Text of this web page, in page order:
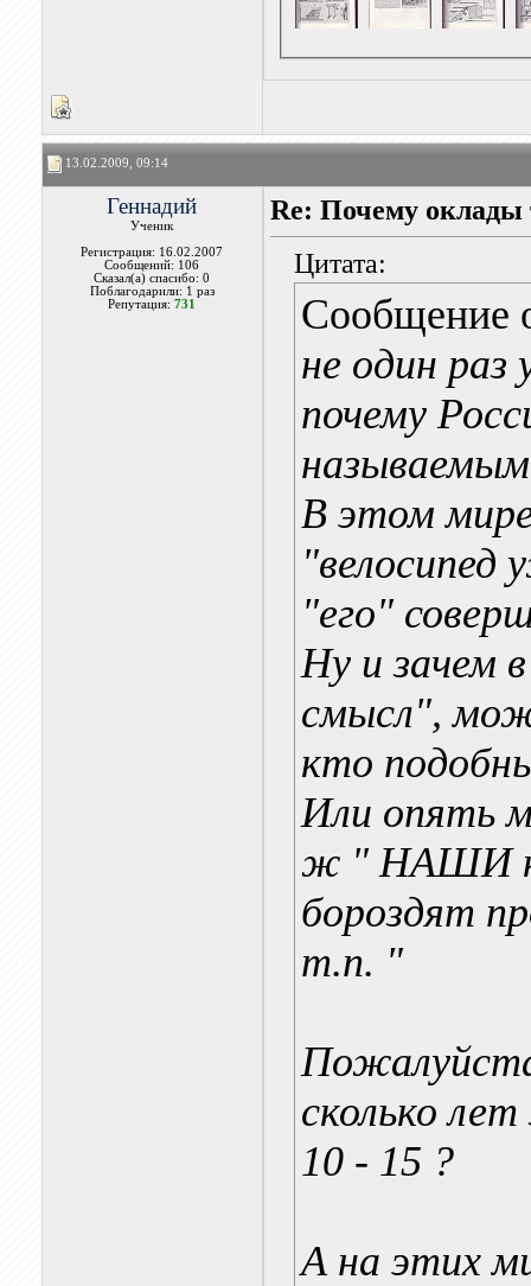
13.02.2009, 09:14
Геннадий
Ученик
Регистрация: 16.02.2007
Сообщений: 106
Сказал(а) спасибо: 0
Поблагодарили: 1 раз
Репутация:731
Re: Почему оклады
Цитата:
Сообщение
не один
почему
В этом
"велосипед
"его"
Ну и зачем
смысл",
кто
Или опять
ж " НАШИ
бороздят
т.п. "
сколько
10 - 15 ?
А на этих